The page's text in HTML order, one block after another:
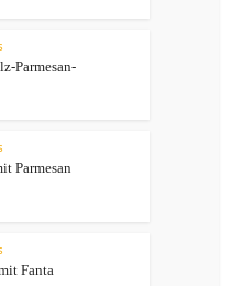
Parmesan-
Parmesan
Fanta